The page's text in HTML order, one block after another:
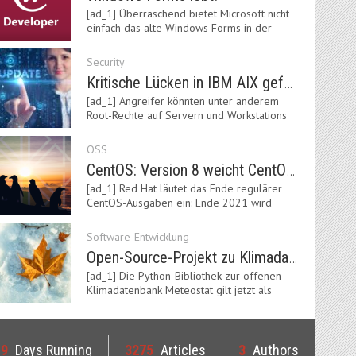
[ad_1] Überraschend bietet Microsoft nicht
einfach das alte Windows Forms in der
Security
Kritische Lücken in IBM AIX gefährden Server
[ad_1] Angreifer könnten unter anderem
Root-Rechte auf Servern und Workstations
OSS
CentOS: Version 8 weicht CentOS Stream
[ad_1] Red Hat läutet das Ende regulärer
CentOS-Ausgaben ein: Ende 2021 wird
Software-Entwicklung
Open-Source-Projekt zu Klimadaten: Meteostat Python Library 1.0 erschienen
[ad_1] Die Python-Bibliothek zur offenen
Klimadatenbank Meteostat gilt jetzt als
Days Running 3275 Articles 3 Authors